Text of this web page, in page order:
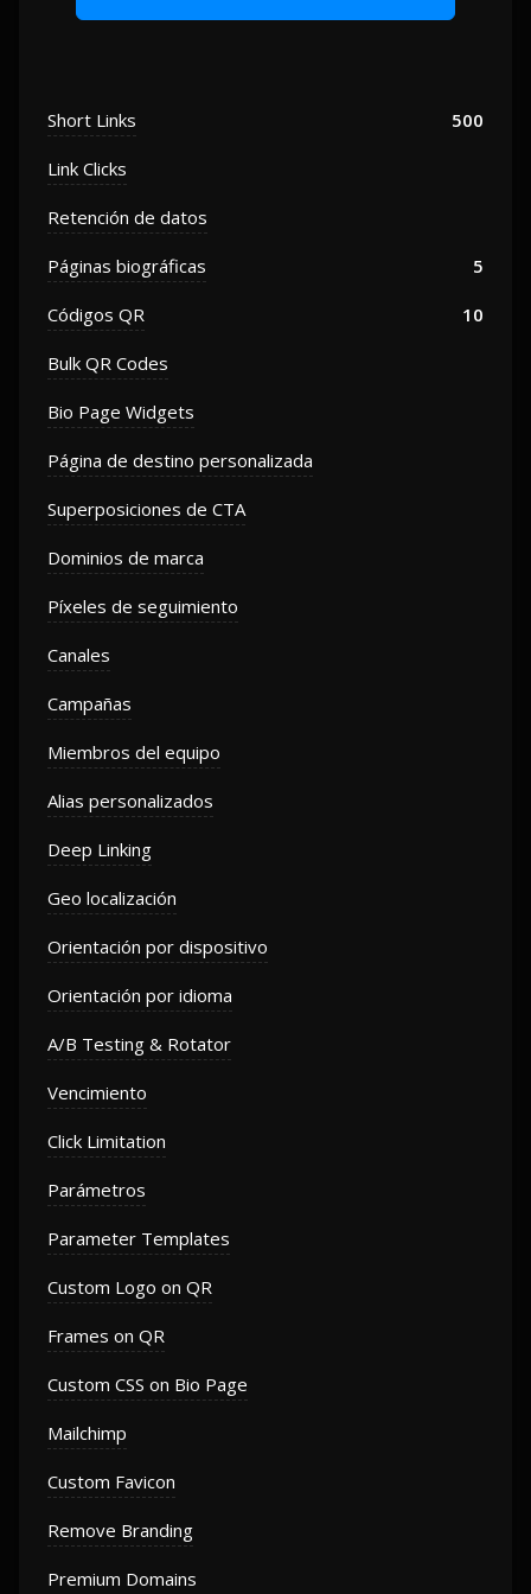
Short Links 500
Link Clicks
Retención de datos
Páginas biográficas 5
Códigos QR 10
Bulk QR Codes
Bio Page Widgets
Página de destino personalizada
Superposiciones de CTA
Dominios de marca
Píxeles de seguimiento
Canales
Campañas
Miembros del equipo
Alias ​​personalizados
Deep Linking
Geo localización
Orientación por dispositivo
Orientación por idioma
A/B Testing & Rotator
Vencimiento
Click Limitation
Parámetros
Parameter Templates
Custom Logo on QR
Frames on QR
Custom CSS on Bio Page
Mailchimp
Custom Favicon
Remove Branding
Premium Domains